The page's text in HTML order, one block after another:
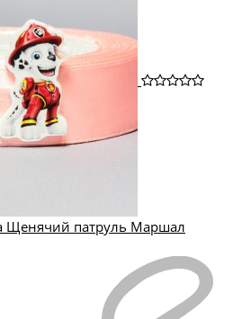
Щенячий патруль Маршал